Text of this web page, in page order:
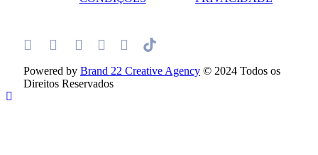
Powered by Brand 22 Creative Agency © 2024 Todos os
Direitos Reservados